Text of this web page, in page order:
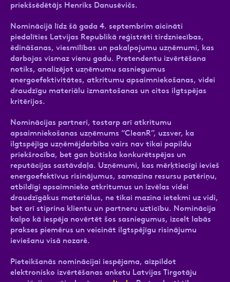
priekšsēdētājs Henriks Danusēvičs.
Nominācijā līdz šā gada 4. septembrim aicināti
piedalīties Latvijas Republikā reģistrēti tirdzniecības,
ēdināšanas, viesmīlības un pakalpojumu uzņēmumi, kas
darbojas vismaz vienu gadu. Pretendentu izvērtēšana
notiks, analizējot uzņēmumu sasniegumus
energoefektivitātes, atkritumu apsaimniekošanas, videi
draudzīgu materiālu izmantošanas un citos ilgtspējas
kritērijos.
Nominācijas partneri, tostarp arī atkritumu
apsaimniekošanas uzņēmums “CleanR”, uzsver, ka
ilgtspējīga uzņēmējdarbība vairs nav tikai papildu
priekšrocība, bet gan būtiska konkurētspējas un
reputācijas sastāvdaļa. Uzņēmumi, kas mērķtiecīgi ievieš
energoefektīvus risinājumus, samazina resursu patēriņu,
atbildīgi apsaimnieko atkritumus un izvēlas videi
draudzīgākus materiālus, ne tikai mazina ietekmi uz vidi,
bet arī stiprina klientu un partneru uzticību. Nominācija
kalpo kā iespēja novērtēt šos sasniegumus, izcelt labās
prakses piemērus un veicināt ilgtspējīgu risinājumu
ieviešanu visā nozarē.
Pieteikšanās nominācijai iespējama, aizpildot
elektronisko izvērtēšanas anketu Latvijas Tirgotāju